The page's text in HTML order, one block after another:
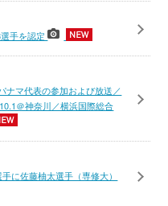
選手を認定
ナマ代表の参加および放送／
＠神奈川／横浜国際総合
に佐藤柚太選手（専修大）